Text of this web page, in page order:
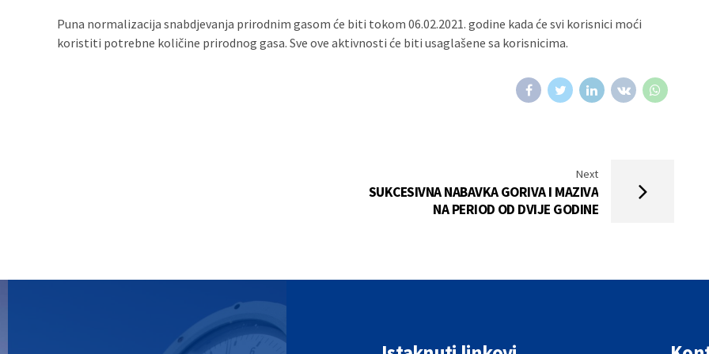
Puna normalizacija snabdjevanja prirodnim gasom će biti tokom 06.02.2021. godine kada će svi korisnici moći
koristiti potrebne količine prirodnog gasa. Sve ove aktivnosti će biti usaglašene sa korisnicima.
Next
SUKCESIVNA NABAVKA GORIVA I MAZIVA
NA PERIOD OD DVIJE GODINE